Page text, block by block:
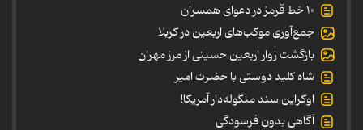
۱۰ خط قرمز در دعوای همسران
جمع‌آوری موکب‌های اربعین در کربلا
بازگشت زوار اربعین حسینی از مرز مهران
شاه کلید دوستی با حضرت امیر
اوکراین سند منگوله‌دار آمریکا!
آگاهی بدون فرسودگی